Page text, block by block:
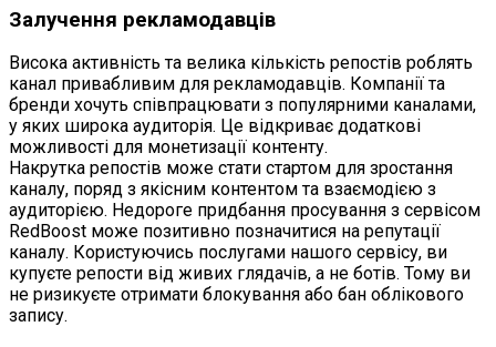
Залучення рекламодавців
Висока активність та велика кількість репостів роблять
канал привабливим для рекламодавців. Компанії та
бренди хочуть співпрацювати з популярними каналами,
у яких широка аудиторія. Це відкриває додаткові
можливості для монетизації контенту.
Накрутка репостів може стати стартом для зростання
каналу, поряд з якісним контентом та взаємодією з
аудиторією. Недороге придбання просування з сервісом
RedBoost може позитивно позначитися на репутації
каналу. Користуючись послугами нашого сервісу, ви
купуєте репости від живих глядачів, а не ботів. Тому ви
не ризикуєте отримати блокування або бан облікового
запису.